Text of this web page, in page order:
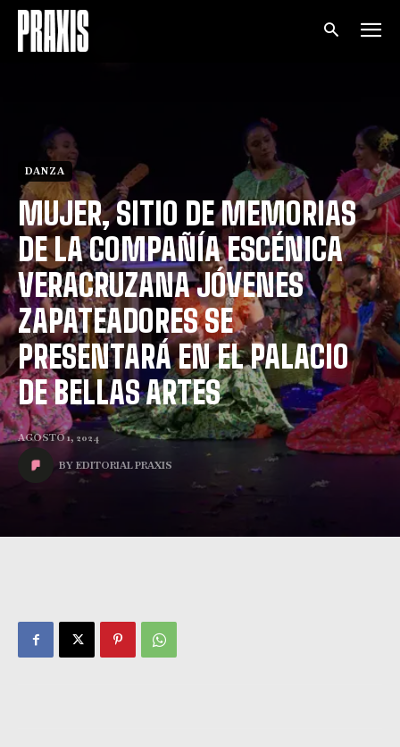
DANZA
MUJER, SITIO DE MEMORIAS
DE LA COMPAÑÍA ESCÉNICA
VERACRUZANA JÓVENES
ZAPATEADORES SE
PRESENTARÁ EN EL PALACIO
DE BELLAS ARTES
AGOSTO 1, 2024
BY EDITORIAL PRAXIS